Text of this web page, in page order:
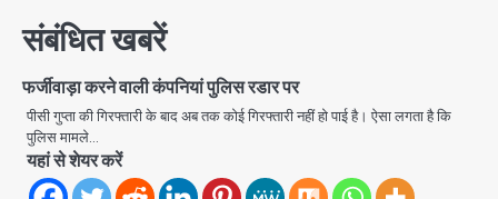
संबंधित खबरें
फर्जीवाड़ा करने वाली कंपनियां पुलिस रडार पर
पीसी गुप्ता की गिरफ्तारी के बाद अब तक कोई गिरफ्तारी नहीं हो पाई है। ऐसा लगता है कि
पुलिस मामले…
यहां से शेयर करें